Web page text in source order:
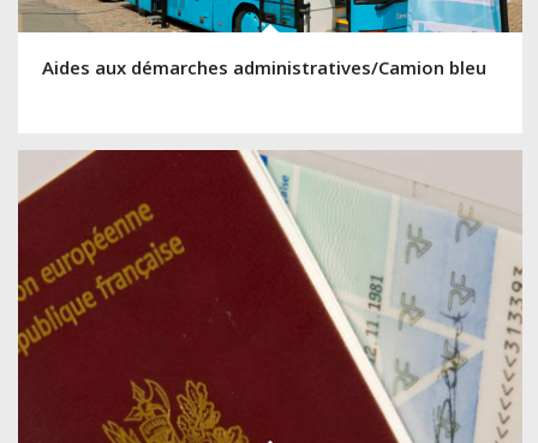
Aides aux démarches administratives/Camion bleu